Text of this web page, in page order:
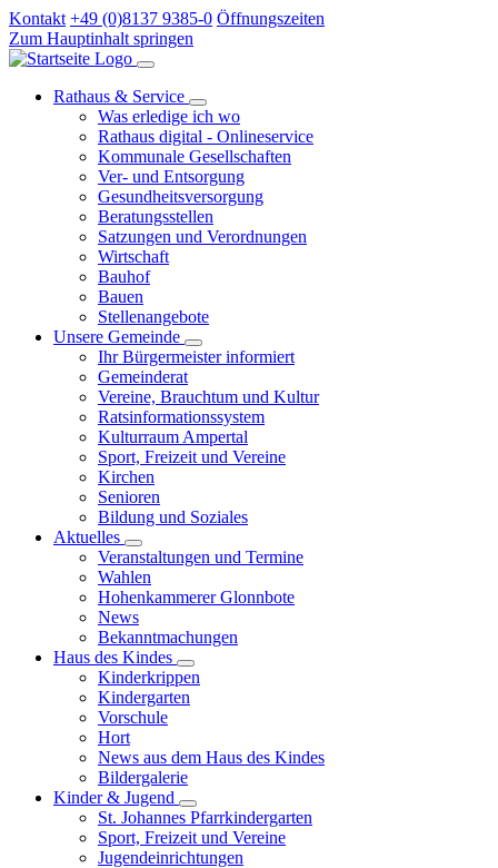
Kontakt +49 (0)8137 9385-0 Öffnungszeiten
Zum Hauptinhalt springen
Rathaus & Service
Was erledige ich wo
Rathaus digital - Onlineservice
Kommunale Gesellschaften
Ver- und Entsorgung
Gesundheitsversorgung
Beratungsstellen
Satzungen und Verordnungen
Wirtschaft
Bauhof
Bauen
Stellenangebote
Unsere Gemeinde
Ihr Bürgermeister informiert
Gemeinderat
Vereine, Brauchtum und Kultur
Ratsinformationssystem
Kulturraum Ampertal
Sport, Freizeit und Vereine
Kirchen
Senioren
Bildung und Soziales
Aktuelles
Veranstaltungen und Termine
Wahlen
Hohenkammerer Glonnbote
News
Bekanntmachungen
Haus des Kindes
Kinderkrippen
Kindergarten
Vorschule
Hort
News aus dem Haus des Kindes
Bildergalerie
Kinder & Jugend
St. Johannes Pfarrkindergarten
Sport, Freizeit und Vereine
Jugendeinrichtungen